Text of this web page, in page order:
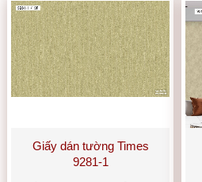
Giấy dán tường Times
9281-1